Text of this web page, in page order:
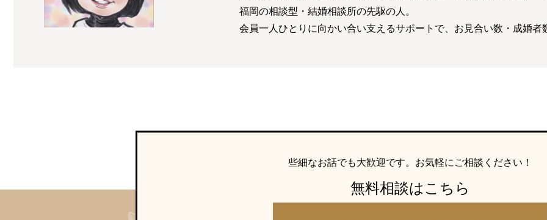
福岡の相談型・結婚相談所の先駆の人。
会員一人ひとりに向かい合い支えるサポートで、お見合い数・成婚者
些細なお話でも大歓迎です。 お気軽にご相談ください！
無料相談はこちら